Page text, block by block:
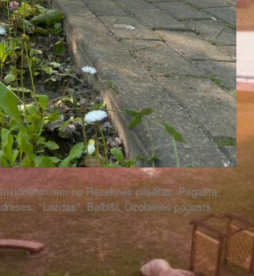
no Rēzeknes pilsētas. Pagasta
"Lazdas", Balbiši, Ozolaines pagasts,